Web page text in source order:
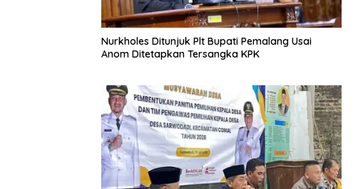
Nurkholes Ditunjuk Plt Bupati Pemalang Usai
Anom Ditetapkan Tersangka KPK